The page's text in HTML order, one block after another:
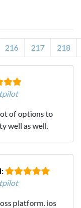
216 217 218
of options to
well as well.
platform. ios